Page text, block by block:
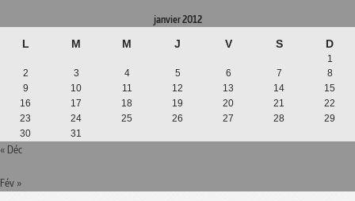
janvier 2012
L M M J V S D
1
2
3 4 5 6 7
8
9
10 11 12 13 14
15
16
17 18 19 20 21
22
23
24 25 26 27 28
29
30
31
« Déc
Fév »